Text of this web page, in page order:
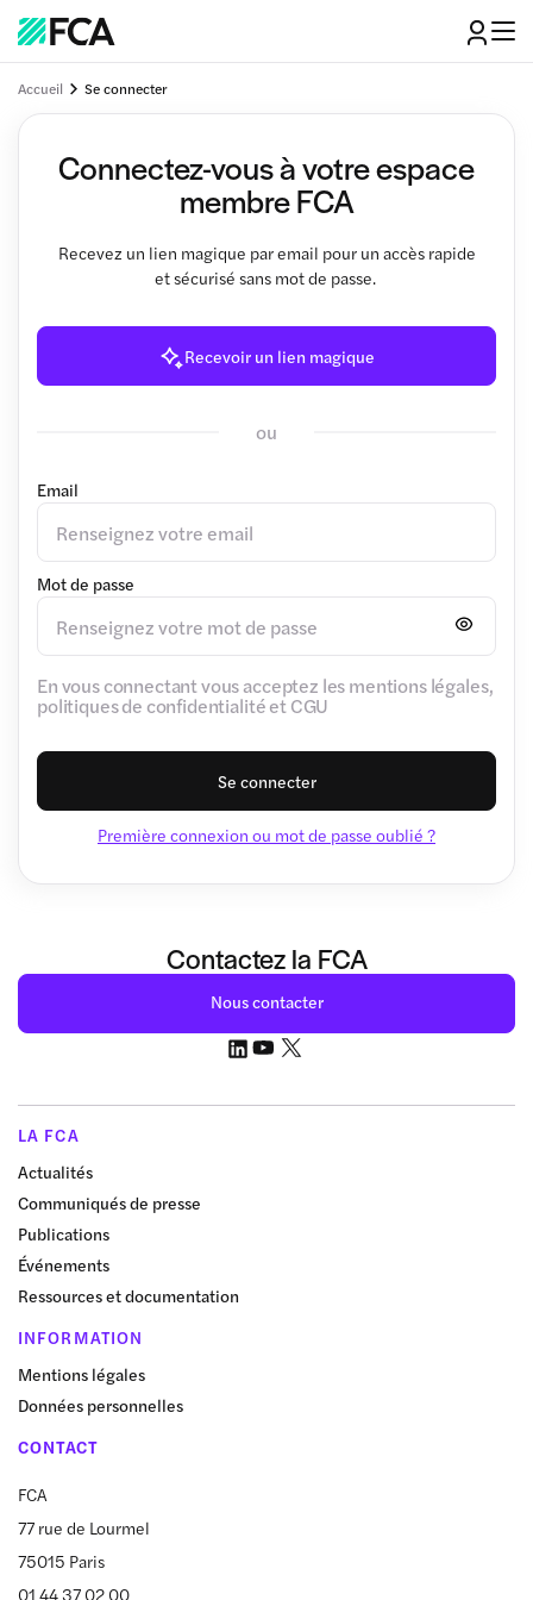
Accueil Se connecter
Connectez-vous à votre espace
membre FCA
Recevez un lien magique par email pour un accès rapide
et sécurisé sans mot de passe.
Recevoir un lien magique
ou
Email
Mot de passe
En vous connectant vous acceptez les mentions légales,
politiques de confidentialité et CGU
Se connecter
Première connexion ou mot de passe oublié ?
Contactez la FCA
Nous contacter
LA FCA
Actualités
Communiqués de presse
Publications
Événements
Ressources et documentation
INFORMATION
Mentions légales
Données personnelles
CONTACT
FCA
77 rue de Lourmel
75015 Paris
01 44 37 02 00